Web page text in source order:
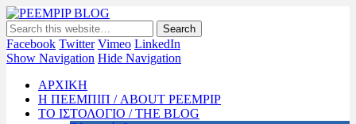
The official blog of PEEMPIP
Facebook Twitter Vimeo LinkedIn
Show Navigation Hide Navigation
ΑΡΧΙΚΗ
Η ΠΕΕΜΠΙΠ / ABOUT PEEMPIP
ΤΟ ΙΣΤΟΛΟΓΙΟ / THE BLOG